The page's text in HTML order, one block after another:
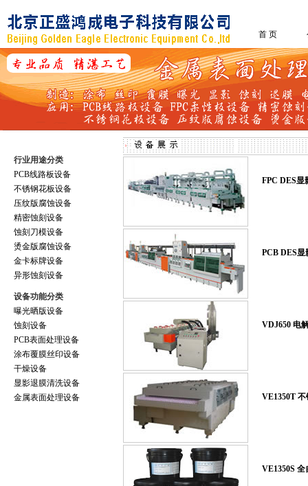
首 页
行业用途分类
PCB线路板设备
不锈钢花板设备
压纹版腐蚀设备
精密蚀刻设备
蚀刻刀模设备
烫金版腐蚀设备
金卡标牌设备
异形蚀刻设备
设备功能分类
曝光晒版设备
蚀刻设备
PCB表面处理设备
涂布覆膜丝印设备
干燥设备
显影退膜清洗设备
金属表面处理设备
FPC DES显
PCB DES
VDJ650 电
VE1350T
VE1350S